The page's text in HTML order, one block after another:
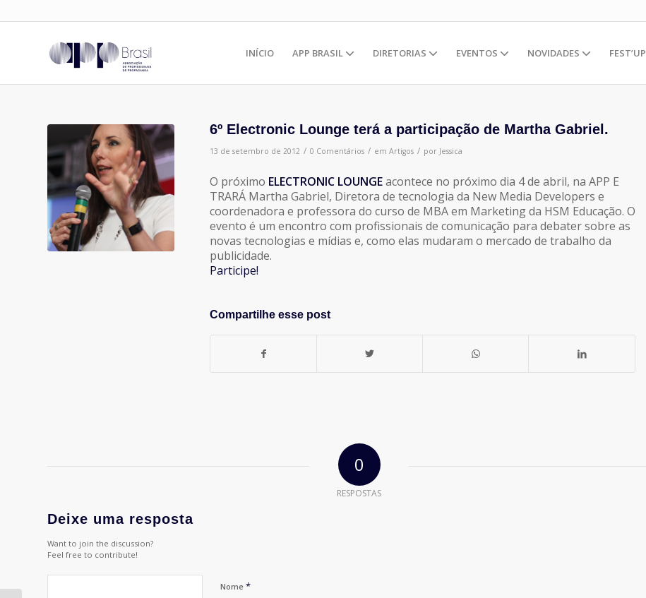
INÍCIO APP BRASIL DIRETORIAS EVENTOS NOVIDADES FEST’UP
6º Electronic Lounge terá a participação de Martha Gabriel.
13 de setembro de 2012 / 0 Comentários / em Artigos / por Jessica
O próximo ELECTRONIC LOUNGEacontece no próximo dia 4 de abril, na APP E
TRARÁ Martha Gabriel, Diretora de tecnologia da New Media Developers e
coordenadora e professora do curso de MBA em Marketing da HSM Educação. O
evento é um encontro com profissionais de comunicação para debater sobre as
novas tecnologias e mídias e, como elas mudaram o mercado de trabalho da
publicidade.
Participe!
Compartilhe esse post
0
RESPOSTAS
Deixe uma resposta
Want to join the discussion?
Feel free to contribute!
Nome *